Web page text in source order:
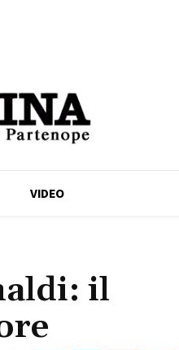
VIDEO
il